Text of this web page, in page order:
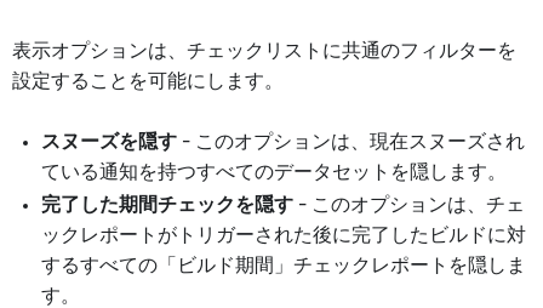
表示オプションは、チェックリストに共通のフィルターを
設定することを可能にします。
スヌーズを隠す - このオプションは、現在スヌーズされ
ている通知を持つすべてのデータセットを隠します。
完了した期間チェックを隠す - このオプションは、チェ
ックレポートがトリガーされた後に完了したビルドに対
するすべての「ビルド期間」チェックレポートを隠しま
す。